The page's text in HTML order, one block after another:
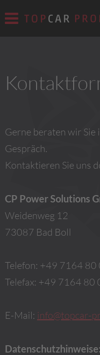
Gerne beraten wir Sie
Gespräch.
Kontaktieren Sie uns
CP Power Solutions
Weidenweg 12
73087 Bad Boll
Telefon: +49 7164 80
Telefax: +49 7164 80
E-Mail: info@topcar-
Datenschutzhinweise: